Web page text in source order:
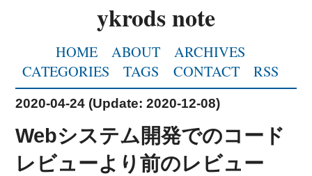
ykrods note
HOME ABOUT
ARCHIVES
CATEGORIES
TAGS CONTACT RSS
2020-04-24 (Update:2020-12-08)
Webシステム開発でのコード
レビューより前のレビュー